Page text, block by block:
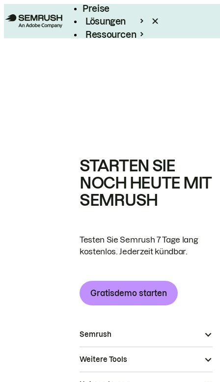
Preise
Lösungen
Ressourcen
STARTEN SIE
NOCH HEUTE MIT
SEMRUSH
Testen Sie Semrush 7 Tage lang
kostenlos. Jederzeit kündbar.
Gratisdemo starten
Semrush
Weitere Tools